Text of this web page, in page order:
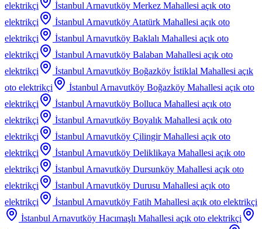
elektrikçi
İstanbul Arnavutköy Merkez Mahallesi açık oto
elektrikçi
İstanbul Arnavutköy Atatürk Mahallesi açık oto
elektrikçi
İstanbul Arnavutköy Baklalı Mahallesi açık oto
elektrikçi
İstanbul Arnavutköy Balaban Mahallesi açık oto
elektrikçi
İstanbul Arnavutköy Boğazköy İstiklal Mahallesi açık
oto elektrikçi
İstanbul Arnavutköy Boğazköy Mahallesi açık oto
elektrikçi
İstanbul Arnavutköy Bolluca Mahallesi açık oto
elektrikçi
İstanbul Arnavutköy Boyalık Mahallesi açık oto
elektrikçi
İstanbul Arnavutköy Çilingir Mahallesi açık oto
elektrikçi
İstanbul Arnavutköy Deliklikaya Mahallesi açık oto
elektrikçi
İstanbul Arnavutköy Dursunköy Mahallesi açık oto
elektrikçi
İstanbul Arnavutköy Durusu Mahallesi açık oto
elektrikçi
İstanbul Arnavutköy Fatih Mahallesi açık oto elektrikçi
İstanbul Arnavutköy Hacımaşlı Mahallesi açık oto elektrikçi